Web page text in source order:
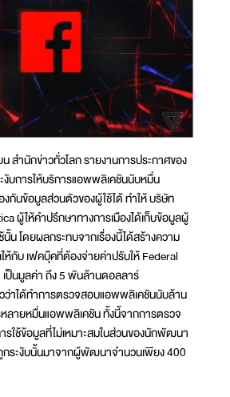
สำนักข่าวทั่วโลก รายงานการประกาศของ
งับการให้บริการแอพพลิเคชันนับหมื่น
งกันข้อมูลส่วนตัวของผู้ใช้ได้ ทำให้ บริษัท
ผู้ให้คำปรึกษาทางการเมืองได้เก็บข้อมูลผู้
น โดยผลกระทบจากเรื่องนี้ได้สร้างความ
ห้กับ เฟคบุ๊คที่ต้องจ่ายค่าปรับให้ Federal
ป็นมูลค่า ถึง 5 พันล้านดอลลาร์
ว่าได้ทำการตรวจสอบแอพพลิเคชันนับล้าน
หลายหมื่นแอพพลิเคชัน ทั้งนี้จากการตรวจ
รใช้ข้อมูลที่ไม่เหมาะสมในส่วนของนักพัฒนา
ระงับนั้นมาจากผู้พัฒนาจำนวนเพียง 400